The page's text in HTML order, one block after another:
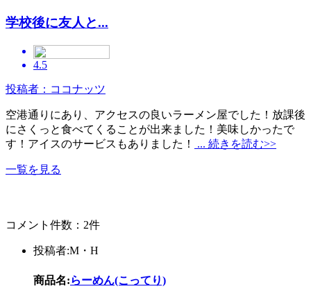
学校後に友人と...
4.5
投稿者：ココナッツ
空港通りにあり、アクセスの良いラーメン屋でした！放課後
にさくっと食べてくることが出来ました！美味しかったで
す！アイスのサービスもありました！
... 続きを読む>>
一覧を見る
コメント件数：2件
投稿者:M・H
商品名:らーめん(こってり)